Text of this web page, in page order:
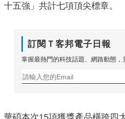
十五強」共計七項頂尖標章。
訂閱Ｔ客邦電子日報
掌握最熱門的科技話題、網路動態，
華碩本次15項獲獎產品橫跨四